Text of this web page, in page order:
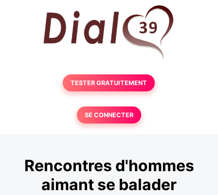
TESTER GRATUITEMENT
SE CONNECTER
Rencontres d'hommes
aimant se balader